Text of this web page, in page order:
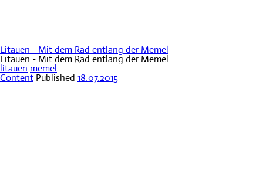
Litauen - Mit dem Rad entlang der Memel
Litauen - Mit dem Rad entlang der Memel
litauen memel
Content Published 18.07.2015